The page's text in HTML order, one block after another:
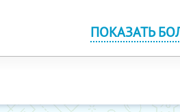
ПОКАЗАТЬ